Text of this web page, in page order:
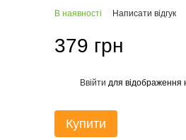
В наявності Написати відгук
379 грн
Ввійти для відображення
Купити